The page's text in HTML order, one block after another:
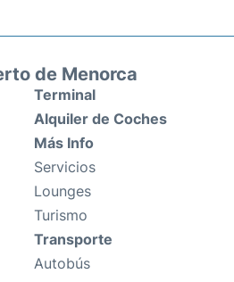
de Menorca
Terminal
Alquiler de Coches
Más Info
Servicios
Lounges
Turismo
Transporte
Autobús